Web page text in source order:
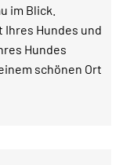
im Blick.
Ihres Hundes und
Hundes
schönen Ort